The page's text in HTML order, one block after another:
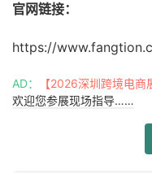
官网链接：
https://
AD： 【2026深圳跨境电商
欢迎您参展现场指导……